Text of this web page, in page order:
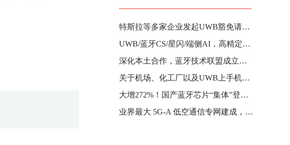
特斯拉等多家企业发起UWB豁免请求！
UWB/蓝牙CS/星闪/端侧AI，高精定位产业有哪些新亮点？
深化本土合作，蓝牙技术联盟成立中国实体
关于机场、化工厂以及UWB上手机的最新进展丨高精定位产业圈
大增272%！国产蓝牙芯片“集体”登上端侧AI风口
业界最大 5G-A 低空通信专网建成，南京电信联合华为打造